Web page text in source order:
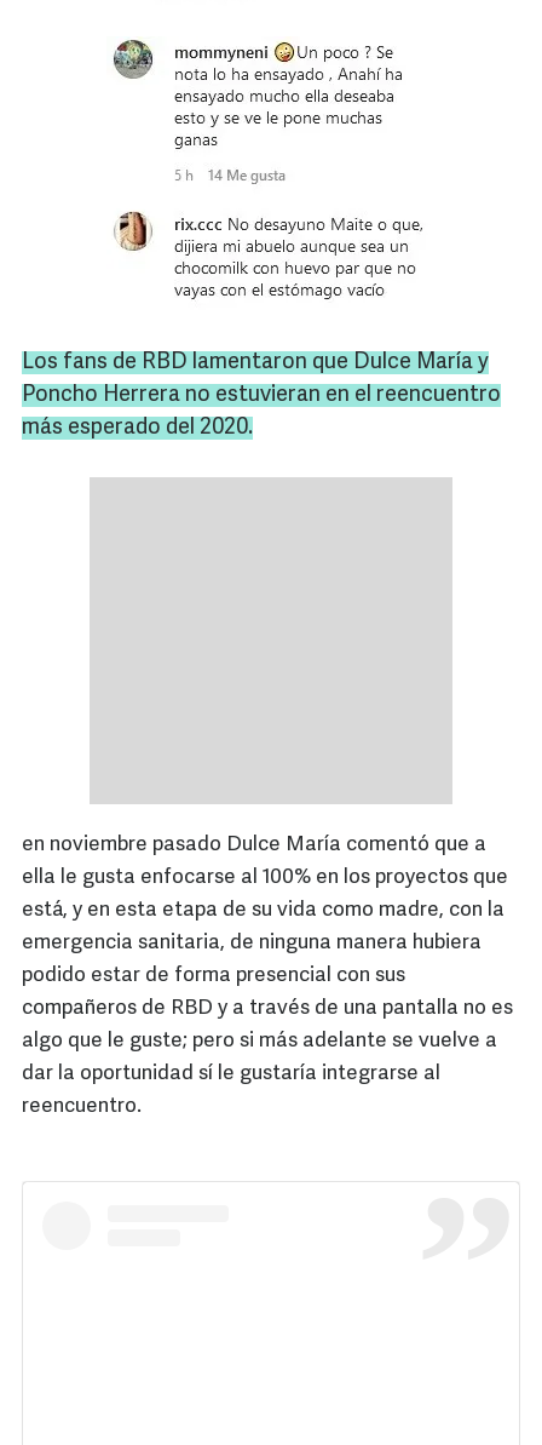
Los fans de RBD lamentaron que Dulce María y
Poncho Herrera no estuvieran en el reencuentro
más esperado del 2020.
en noviembre pasado Dulce María comentó que a
ella le gusta enfocarse al 100% en los proyectos que
está, y en esta etapa de su vida como madre, con la
emergencia sanitaria, de ninguna manera hubiera
podido estar de forma presencial con sus
compañeros de RBD y a través de una pantalla no es
algo que le guste; pero si más adelante se vuelve a
dar la oportunidad sí le gustaría integrarse al
reencuentro.